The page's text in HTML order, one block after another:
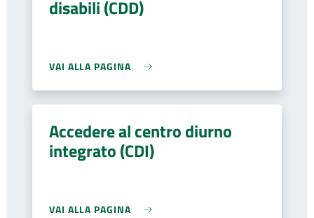
disabili (CDD)
VAI ALLA PAGINA
Accedere al centro diurno
integrato (CDI)
VAI ALLA PAGINA